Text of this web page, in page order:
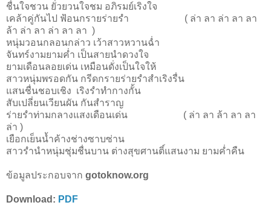
ชื่นใจชวน ยั่วยวนใจชม อภิรมย์เริงใจ
เคล้าคู่กันไป ฟ้อนกรายร่ายรำ ( ล่า ลา ล่า ลา ลา
ล้า ล่า ลา ล่า ลา ลา )
หนุ่มวอนกลอนกล่าว เว้าสาวหวานฉ่ำ
จันทร์งามยามค่ำ เป็นสายนำดวงใจ
ยามเดือนลอยเด่น เหมือนดั่งเป็นใจให้
สาวหนุ่มพรอดกัน กรีดกรายร่ายรำสำเริงรื่น
แสนชื่นชอบเชิง เริงรำทำกางกั้น
สับเปลี่ยนเวียนผัน กันสำราญ
ร่ายรำท่ามกลางแสงเดือนเด่น ( ล่า ลา ล้า ลา ลา
ล่า )
เยือกเย็นน้ำค้างช่างซาบซ่าน
สาวรำนำหนุ่มชุ่มชื่นบาน ต่างสุขศานติ์แสนงาม ยามค่ำคืน
ข้อมูลประกอบจาก gotoknow.org
Download: PDF